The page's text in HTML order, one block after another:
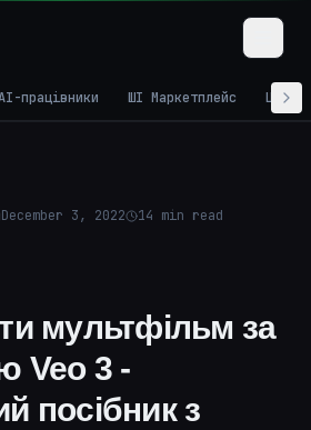
працівники ШІ Маркетплейс
December 3, 2022 14 min read
мультфільм за
Veo 3 -
посібник з